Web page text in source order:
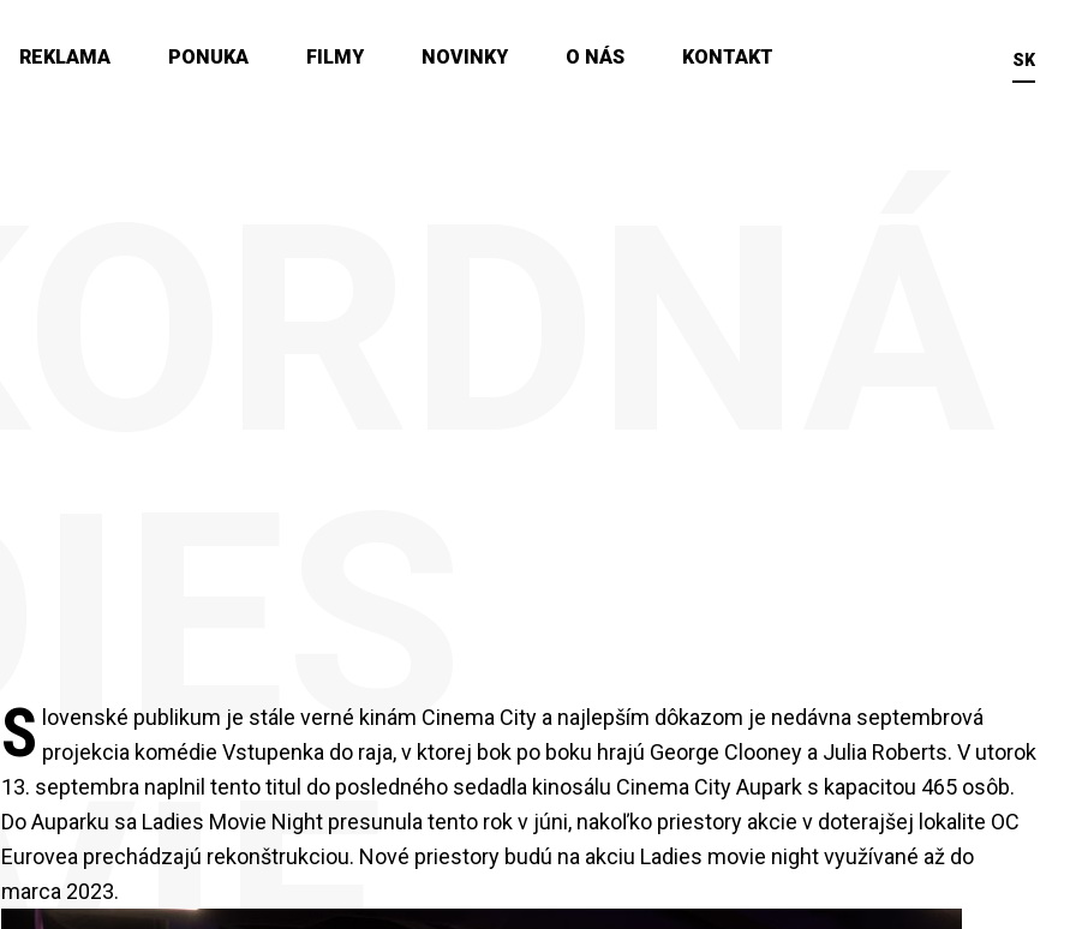
REKLAMA PONUKA FILMY NOVINKY O NÁS KONTAKT SK
S lovenské publikum je stále verné kinám Cinema City a najlepším dôkazom je nedávna septembrová
projekcia komédie Vstupenka do raja, v ktorej bok po boku hrajú George Clooney a Julia Roberts. V utorok
13. septembra naplnil tento titul do posledného sedadla kinosálu Cinema City Aupark s kapacitou 465 osôb.
Do Auparku sa Ladies Movie Night presunula tento rok v júni, nakoľko priestory akcie v doterajšej lokalite OC
Eurovea prechádzajú rekonštrukciou. Nové priestory budú na akciu Ladies movie night využívané až do
marca 2023.